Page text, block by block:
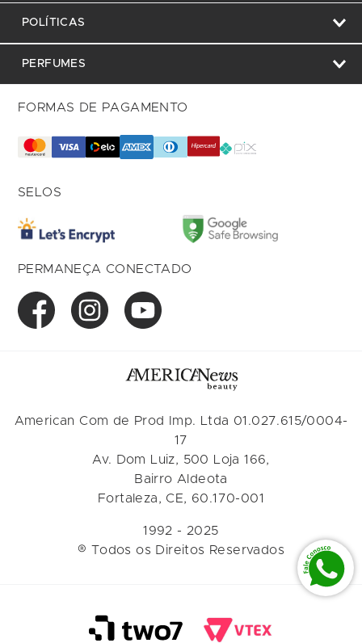
POLÍTICAS
PERFUMES
FORMAS DE PAGAMENTO
SELOS
PERMANEÇA CONECTADO
American Com de Prod Imp. Ltda 01.027.615/0004-
17
Av. Dom Luiz, 500 Loja 166,
Bairro Aldeota
Fortaleza, CE, 60.170-001
1992 - 2025
® Todos os Direitos Reservados